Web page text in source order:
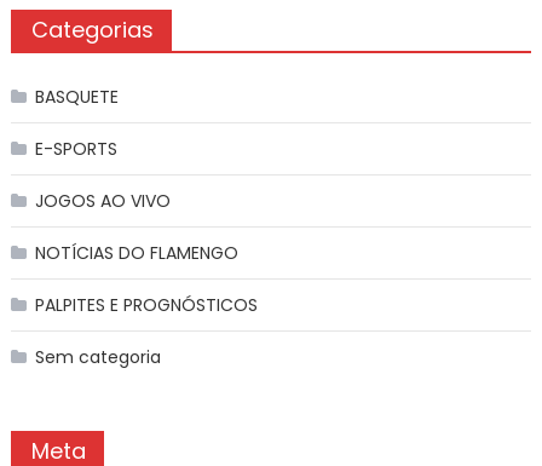
Categorias
BASQUETE
E-SPORTS
JOGOS AO VIVO
NOTÍCIAS DO FLAMENGO
PALPITES E PROGNÓSTICOS
Sem categoria
Meta